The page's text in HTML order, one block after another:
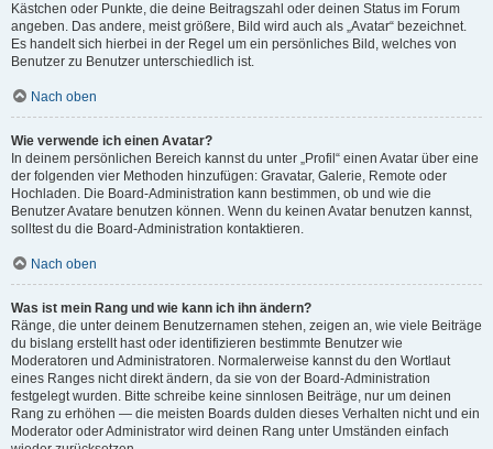
Kästchen oder Punkte, die deine Beitragszahl oder deinen Status im Forum
angeben. Das andere, meist größere, Bild wird auch als „Avatar“ bezeichnet.
Es handelt sich hierbei in der Regel um ein persönliches Bild, welches von
Benutzer zu Benutzer unterschiedlich ist.
Nach oben
Wie verwende ich einen Avatar?
In deinem persönlichen Bereich kannst du unter „Profil“ einen Avatar über eine
der folgenden vier Methoden hinzufügen: Gravatar, Galerie, Remote oder
Hochladen. Die Board-Administration kann bestimmen, ob und wie die
Benutzer Avatare benutzen können. Wenn du keinen Avatar benutzen kannst,
solltest du die Board-Administration kontaktieren.
Nach oben
Was ist mein Rang und wie kann ich ihn ändern?
Ränge, die unter deinem Benutzernamen stehen, zeigen an, wie viele Beiträge
du bislang erstellt hast oder identifizieren bestimmte Benutzer wie
Moderatoren und Administratoren. Normalerweise kannst du den Wortlaut
eines Ranges nicht direkt ändern, da sie von der Board-Administration
festgelegt wurden. Bitte schreibe keine sinnlosen Beiträge, nur um deinen
Rang zu erhöhen — die meisten Boards dulden dieses Verhalten nicht und ein
Moderator oder Administrator wird deinen Rang unter Umständen einfach